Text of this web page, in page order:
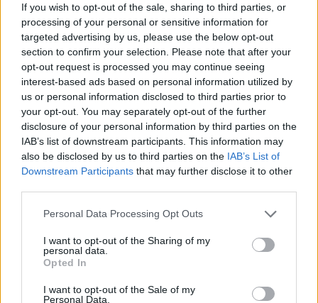
If you wish to opt-out of the sale, sharing to third parties, or
processing of your personal or sensitive information for
targeted advertising by us, please use the below opt-out
section to confirm your selection. Please note that after your
opt-out request is processed you may continue seeing
interest-based ads based on personal information utilized by
us or personal information disclosed to third parties prior to
your opt-out. You may separately opt-out of the further
disclosure of your personal information by third parties on the
IAB’s list of downstream participants. This information may
also be disclosed by us to third parties on the IAB’s List of
Downstream Participants that may further disclose it to other
Please note that this website/app uses one or more Google
not limited to your visit or usage behaviour. You may click to
grant or deny consent to Google and its third-party tags to
use your data for below specified purposes in below Google
consent section.
Personal Data Processing Opt Outs
I want to opt-out of the Sharing of my
personal data.
Opted In
I want to opt-out of the Sale of my
Personal Data.
Mīļotajam cilvēkam šo
labāk nedāvināt! Šīs
šķietami nevainīgās
dāvanas attiecībās var
ienest strīdus un asaras
Pilsoņi spriež, vai
šogad vispār ir vērts iet
vēlēt: “Man ir tā
apnikusi politiskā AI
FOTO. “Vai tas ir
veikalā nopērk tomātu,
taču, pārgriežot to uz